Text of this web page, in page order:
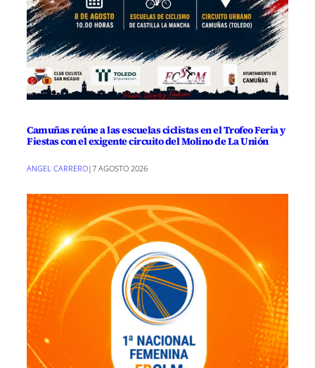
Camuñas reúne a las escuelas ciclistas en el Trofeo Feria y
Fiestas con el exigente circuito del Molino de La Unión
ANGEL CARRERO|7 AGOSTO 2026